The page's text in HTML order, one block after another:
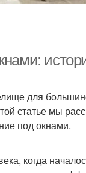
для
статье мы
под окнами.
когда